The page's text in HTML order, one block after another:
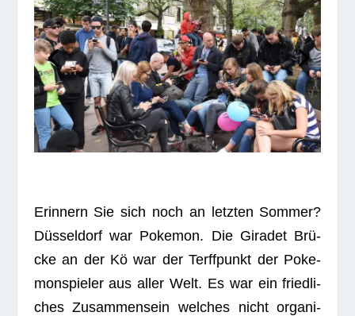
Erin­nern Sie sich noch an letz­ten Som­mer?
Düs­sel­dorf war Poke­mon. Die Gira­det Brü­
cke an der Kö war der Terff­punkt der Poke­
mon­spie­ler aus aller Welt. Es war ein fried­li­
ches Zusam­men­sein wel­ches nicht orga­ni­